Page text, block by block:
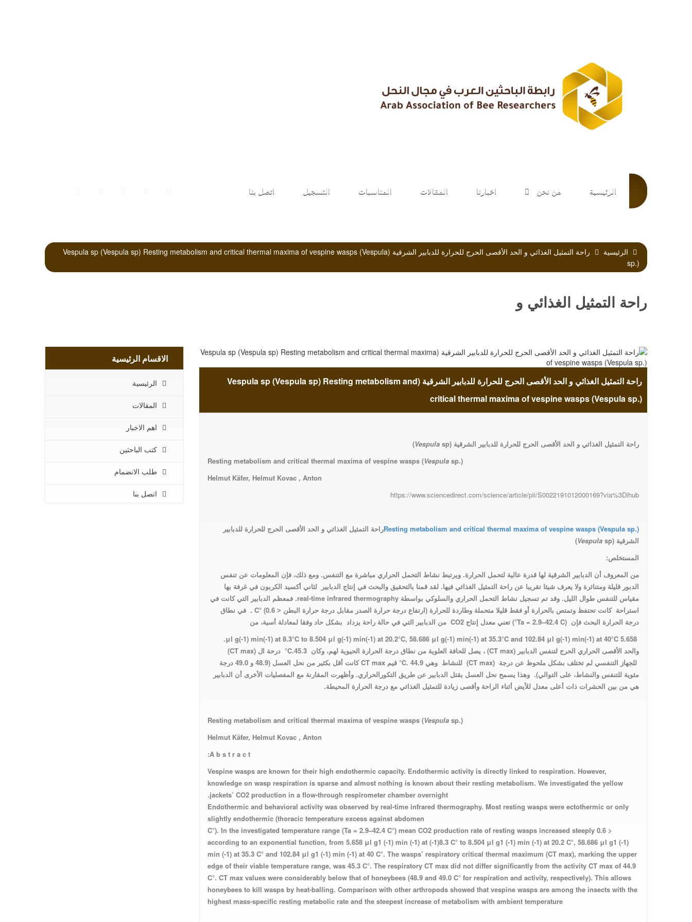
الرئيسية من نحن اخبارنا المقالات المناسبات التسجيل اتصل بنا
الرئيسية
راحة التمثيل الغذائي و الحد الأقصى الحرج للحرارة للدبابير الشرقية (Vespula sp (Vespula sp) Resting metabolism and critical thermal maxima of vespine wasps (Vespula
sp.)
راحة التمثيل الغذائي و
للحرارة للدبابير
الشرقية (Vespula sp
Resting metabolism
and critical thermal
maxima of vespine
wasps (Vespula sp.)
راحة التمثيل الغذائي و الحد الأقصى الحرج للحرارة للدبابير الشرقية (Vespula sp (Vespula sp) Resting metabolism and
critical thermal maxima of vespine wasps (Vespula sp.)
راحة التمثيل الغذائي و الحد الأقصى الحرج للحرارة للدبابير الشرقية ( Vespula sp
)
Resting metabolism and critical thermal maxima of vespine wasps (Vespula sp.)
Helmut Käfer, Helmut Kovac , Anton
https://www.sciencedirect.com/science/article/pii/S0022191012000169?via%3Dihub
Resting metabolism and critical thermal maxima of vespine wasps (Vespula sp.)راحة التمثيل الغذائي و الحد الأقصى الحرج للحرارة للدبابير
الشرقية (
Vespula sp
)
المستخلص:
من المعروف أن الدبابير الشرقية لها قدرة عالية لتحمل الحرارة. ويرتبط نشاط التحمل الحراري مباشرة مع التنفس. ومع ذلك، فإن المعلومات عن تنفس
الدبور قليلة ومتناثرة ولا يعرف شيئا تقريبا عن راحة التمثيل الغذائي فيها. لقد قمنا بالتحقيق والبحث في إنتاج الدبابير لثاني أكسيد الكربون في غرفة بها
مقياس للتنفس طوال الليل. وقد تم تسجيل نشاط التحمل الحراري والسلوكي بواسطة real-time infrared thermography. فمعظم الدبابير التي كانت في
استراحة كانت تحتفظ وتمتص بالحرارة أو فقط قليلا متحملة وطاردة للحرارة (ارتفاع درجة حرارة الصدر مقابل درجة حرارة البطن ˃ C° (0.6
. في نطاق
درجة الحرارة البحث فإن (Ta = 2.9–42.4 C°) تعني معدل إنتاج CO2 من الدبابير التي في حالة راحة يزداد بشكل حاد وفقا لمعادلة أسية، من
والحد الأقصى الحراري الحر ج لتنفس الدبابير (CT max) ، يصل للحافة العلوية من نطاق درجة الحرارة الحيوية لهم، وكان 45.3 .C° درحة ال (CT max)
للجهاز التنفسي لم تختلف بشكل ملحوظ عن درجة (CT max) للنشاط وهي 44.9 .C° قيم CT max
كانت أقل بكثير من نحل العسل (48.9 و 49.0 درجة
مئوية للتنفس والنشاط، على التوالي). وهذا يسمح نحل العسل بقتل الدبابير عن طريق التكورالحراري. وأظهرت المقارنة مع المفصليات الأخرى أن الدبابير
هي من بين الحشرات ذات أعلى معدل للأيض أثناء الراحة وأقصى زيادة للتمثيل الغذائي مع درجة الحرارة المحيطة.
Resting metabolism and critical thermal maxima of vespine wasps (Vespula sp.)
Helmut Käfer, Helmut Kovac , Anton
A b s t r a c t:
Vespine wasps are known for their high endothermic capacity. Endothermic activity is directly linked to respiration. However,
knowledge on wasp respiration is sparse and almost nothing is known about their resting metabolism. We investigated the yellow
jackets’ CO2 production in a flow-through respirometer chamber overnight.
Endothermic and behavioral activity was observed by real-time infrared thermography. Most resting wasps were ectothermic or only
slightly endothermic (thoracic temperature excess against abdomen
< 0.6 C°). In the investigated temperature range (Ta = 2.9–42.4 C°) mean CO2 production rate of resting wasps increased steeply
according to an exponential function, from 5.658 μl g1 (-1) min (-1) at (-1)8.3 C° to 8.504 μl g1 (-1) min (-1) at 20.2 C°, 58.686 μl g1 (-1)
min (-1) at 35.3 C° and 102.84 μl g1 (-1) min (-1) at 40 C°. The wasps’ respiratory critical thermal maximum (CT max), marking the upper
edge of their viable temperature range, was 45.3 C°. The respiratory CT max did not differ significantly from the activity CT max of 44.9
C°. CT max values were considerably below that of honeybees (48.9 and 49.0 C° for respiration and activity, respectively). This allows
honeybees to kill wasps by heat-balling. Comparison with other arthropods showed that vespine wasps are among the insects with the
highest mass-specific resting metabolic rate and the steepest increase of metabolism with ambient temperature
الاقسام الرئيسية
الرئيسية
المقالات
اهم الاخبار
كتب الباحثين
طلب الانضمام
اتصل بنا